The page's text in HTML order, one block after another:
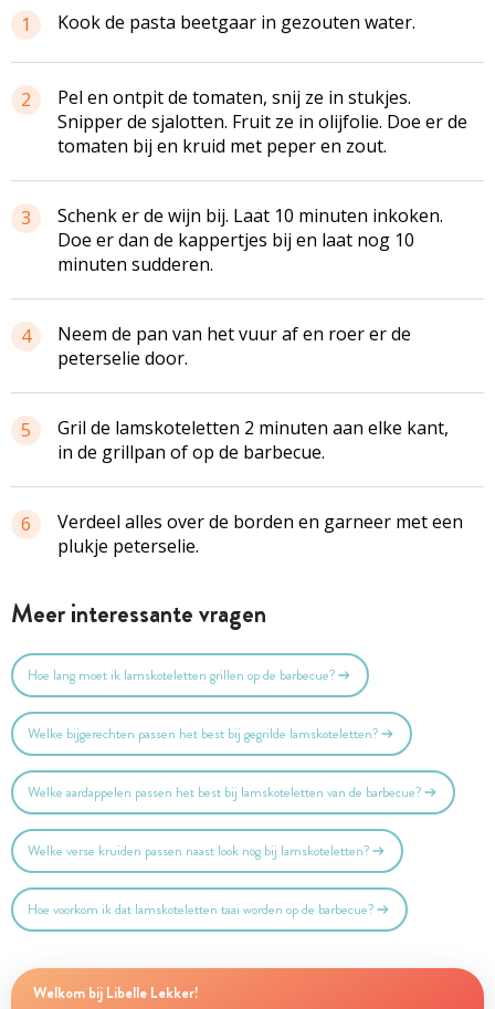
1 Kook de pasta beetgaar in gezouten water.
2
Pel en ontpit de tomaten, snij ze in stukjes.
Snipper de sjalotten. Fruit ze in olijfolie. Doe er de
tomaten bij en kruid met peper en zout.
3
Schenk er de wijn bij. Laat 10 minuten inkoken.
Doe er dan de kappertjes bij en laat nog 10
minuten sudderen.
4
Neem de pan van het vuur af en roer er de
peterselie door.
5
Gril de lamskoteletten 2 minuten aan elke kant,
in de grillpan of op de barbecue.
6
Verdeel alles over de borden en garneer met een
plukje peterselie.
Meer interessante vragen
Hoe lang moet ik lamskoteletten grillen op de barbecue?
Welke bijgerechten passen het best bij gegrilde lamskoteletten?
Welke aardappelen passen het best bij lamskoteletten van de barbecue?
Welke verse kruiden passen naast look nog bij lamskoteletten?
Hoe voorkom ik dat lamskoteletten taai worden op de barbecue?
Welkom bij Libelle Lekker!